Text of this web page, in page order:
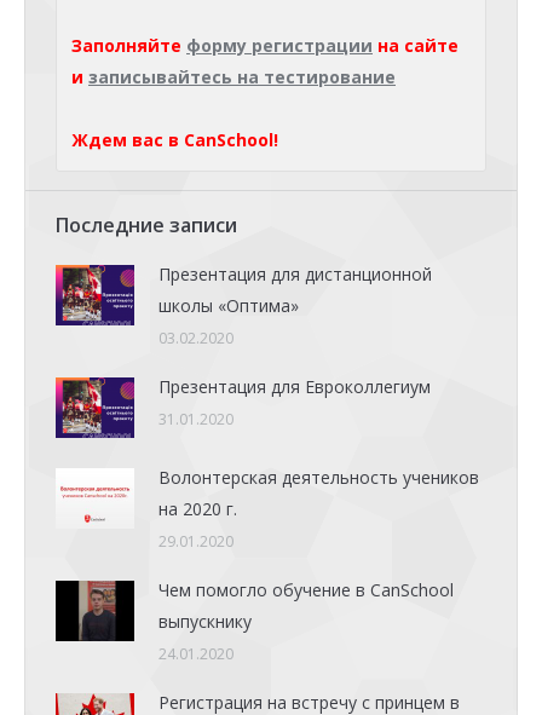
Заполняйте форму регистрации на сайте
и записывайтесь на тестирование
Ждем вас в CanSchool!
Последние записи
Презентация для дистанционной
школы «Оптима»
03.02.2020
Презентация для Евроколлегиум
31.01.2020
Волонтерская деятельность учеников
на 2020 г.
29.01.2020
Чем помогло обучение в CanSchool
выпускнику
24.01.2020
Регистрация на встречу с принцем в